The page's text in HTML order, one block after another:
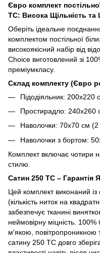
Євро комплект
TC: Висока Щільність та
Оберіть ідеальне
комплектом постільної
високоякісний набір від
Choice виготовлений зі
преміумкласу.
Склад комплекту (Євро
Підодіяльник: 200х220
Простирадло: 240х260
Наволочки: 70х70 см (2
Наволочки з бортом:
Комплект включає чотири
стилю.
Сатин 250 TC – Гарантія
Цей комплект виконаний із
(кількість ниток на
забезпечує тканині
неймовірну міцність.
м'якою, повітропроникною
сатину 250 TC довго